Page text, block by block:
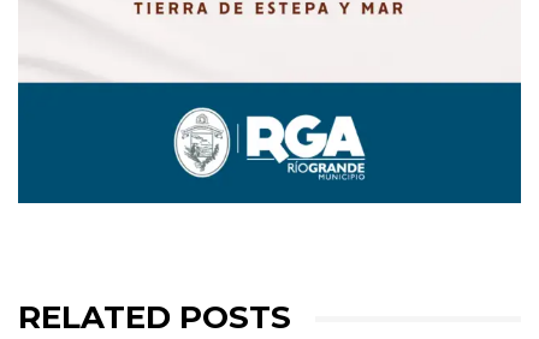
RELATED POSTS